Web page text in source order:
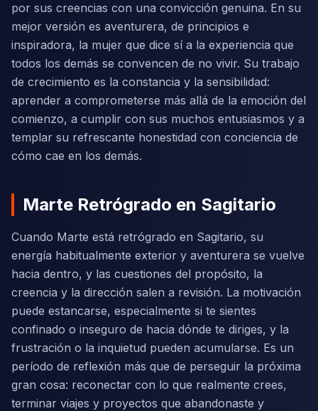
por sus creencias con una convicción genuina. En su
mejor versión es aventurera, de principios e
inspiradora, la mujer que dice sí a la experiencia que
todos los demás se convencen de no vivir. Su trabajo
de crecimiento es la constancia y la sensibilidad:
aprender a comprometerse más allá de la emoción del
comienzo, a cumplir con sus muchos entusiasmos y a
templar su refrescante honestidad con conciencia de
cómo cae en los demás.
Marte Retrógrado en Sagitario
Cuando Marte está retrógrado en Sagitario, su
energía habitualmente exterior y aventurera se vuelve
hacia dentro, y las cuestiones del propósito, la
creencia y la dirección salen a revisión. La motivación
puede estancarse, especialmente si te sientes
confinado o inseguro de hacia dónde te diriges, y la
frustración o la inquietud pueden acumularse. Es un
período de reflexión más que de perseguir la próxima
gran cosa: reconectar con lo que realmente crees,
terminar viajes y proyectos que abandonaste y